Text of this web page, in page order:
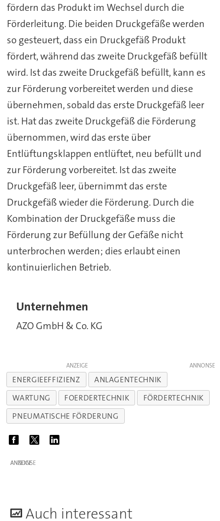
fördern das Produkt im Wechsel durch die
Förderleitung. Die beiden Druckgefäße werden
so gesteuert, dass ein Druckgefäß Produkt
fördert, während das zweite Druckgefäß befüllt
wird. Ist das zweite Druckgefäß befüllt, kann es
zur Förderung vorbereitet werden und diese
übernehmen, sobald das erste Druckgefäß leer
ist. Hat das zweite Druckgefäß die Förderung
übernommen, wird das erste über
Entlüftungsklappen entlüftet, neu befüllt und
zur Förderung vorbereitet. Ist das zweite
Druckgefäß leer, übernimmt das erste
Druckgefäß wieder die Förderung. Durch die
Kombination der Druckgefäße muss die
Förderung zur Befüllung der Gefäße nicht
unterbrochen werden; dies erlaubt einen
kontinuierlichen Betrieb.
Unternehmen
AZO GmbH & Co. KG
ANZEIGE
ENERGIEEFFIZIENZ
ANLAGENTECHNIK
WARTUNG
FOERDERTECHNIK
FÖRDERTECHNIK
PNEUMATISCHE FÖRDERUNG
ANZEIGE
Auch interessant